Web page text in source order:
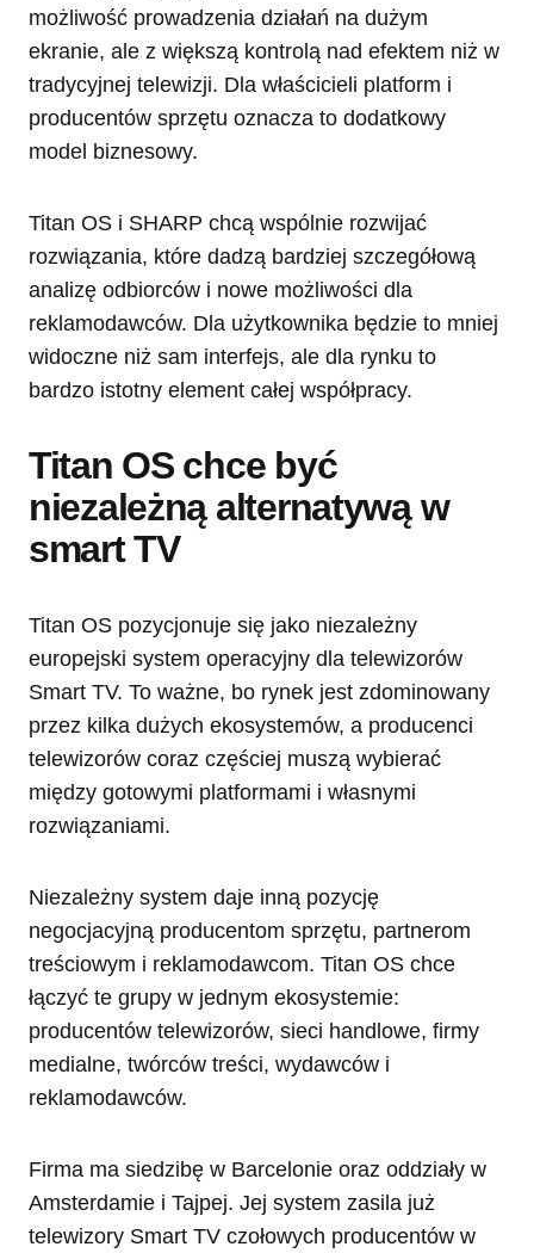
możliwość prowadzenia działań na dużym
ekranie, ale z większą kontrolą nad efektem niż w
tradycyjnej telewizji. Dla właścicieli platform i
producentów sprzętu oznacza to dodatkowy
model biznesowy.
Titan OS i SHARP chcą wspólnie rozwijać
rozwiązania, które dadzą bardziej szczegółową
analizę odbiorców i nowe możliwości dla
reklamodawców. Dla użytkownika będzie to mniej
widoczne niż sam interfejs, ale dla rynku to
bardzo istotny element całej współpracy.
Titan OS chce być
niezależną alternatywą w
smart TV
Titan OS pozycjonuje się jako niezależny
europejski system operacyjny dla telewizorów
Smart TV. To ważne, bo rynek jest zdominowany
przez kilka dużych ekosystemów, a producenci
telewizorów coraz częściej muszą wybierać
między gotowymi platformami i własnymi
rozwiązaniami.
Niezależny system daje inną pozycję
negocjacyjną producentom sprzętu, partnerom
treściowym i reklamodawcom. Titan OS chce
łączyć te grupy w jednym ekosystemie:
producentów telewizorów, sieci handlowe, firmy
medialne, twórców treści, wydawców i
reklamodawców.
Firma ma siedzibę w Barcelonie oraz oddziały w
Amsterdamie i Tajpej. Jej system zasila już
telewizory Smart TV czołowych producentów w